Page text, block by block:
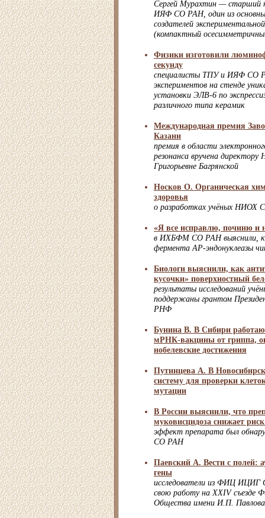
Сергей Мурахтин — старший
ИЯФ СО РАН, один из
создателей
(компактный
Физики изготовили
секунду
специалисты ТПУ и ИЯФ СО
экспериментов на стенде
установки ЭЛВ-6 по
различного типа керамик
Международная премия
Казани
премия в области
резонанса вручена
Григорьевне Багрянской
Носков О. Органическая
здоровья
о разработках учёных НИОХ
«Я все исправлю, починю и
в ИХБФМ СО РАН выяснили,
фермента АР-эндонуклеазы
Биологи выяснили, как
кусочки» поверхностный
результаты исследований
поддержаны грантом
РНФ
Бунина В. В Сибири
мРНК-вакцины от гриппа,
нобелевские достижения
Путинцева А. В
систему для проверки
мутации
В России выяснили, что
муковисцидоза снижает
эффект препарата был
СО РАН
Паевский А. Вести с полей:
гены
исследователи из ФИЦ ИЦИГ
свою работу на XXIV съезде
Общества имени И.П. Павлова